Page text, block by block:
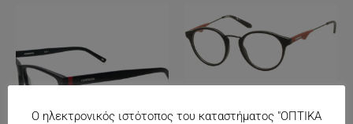
Ο ηλεκτρονικός ιστότοπος του καταστήματος "ΟΠΤΙΚΑ